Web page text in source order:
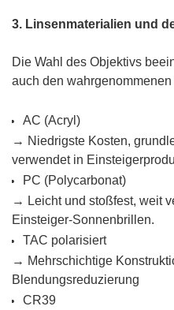
3. Linsenmaterialien und
Die Wahl des Objektivs
auch den
AC (Acryl)
→ Niedrigste Kosten,
verwendet in
PC (Polycarbonat)
→ Leicht und stoßfest, weit
Einsteiger-Sonnenbrillen.
TAC polarisiert
→ Mehrschichtige
Blendungsreduzierung
CR39